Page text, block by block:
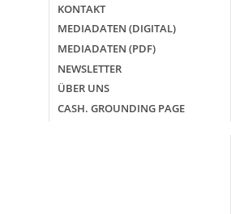
KONTAKT
MEDIADATEN (DIGITAL)
MEDIADATEN (PDF)
NEWSLETTER
ÜBER UNS
CASH. GROUNDING PAGE